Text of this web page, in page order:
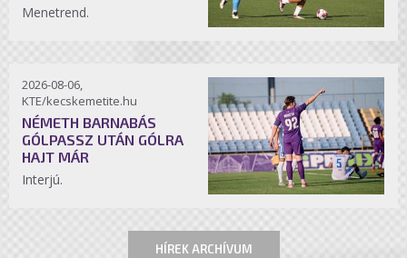
Menetrend.
2026-08-06,
KTE/kecskemetite.hu
NÉMETH BARNABÁS
GÓLPASSZ UTÁN GÓLRA
HAJT MÁR
Interjú.
HÍREK ARCHÍVUM